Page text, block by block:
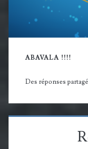
ABAVALA !!!!
Des réponses